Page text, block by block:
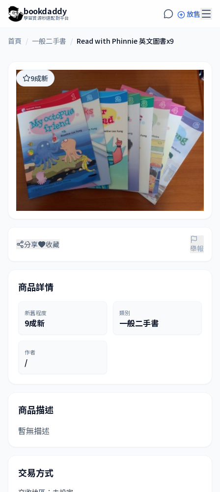
bookdaddy
學習資源秒速配對平台 放售
首頁 / 一般二手書 / Read with Phinnie 英文圖書x9
9成新
分享 收藏 舉報
商品詳情
新舊程度
9成新
類別
一般二手書
作者
/
商品描述
暫無描述
交易方式